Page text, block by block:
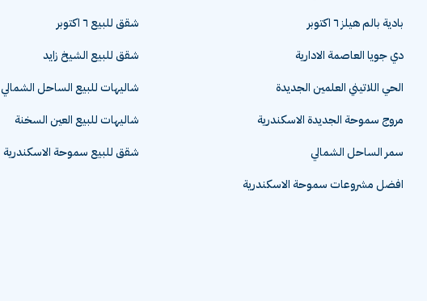
بادية بالم هيلز ٦ اكتوبر
دي جويا العاصمة الادارية
الحي اللاتيني العلمين الجديدة
مروج سموحة الجديدة الاسكندرية
سمر الساحل الشمالي
افضل مشروعات سموحة الاسكندرية
شقق للبيع ٦ اكتوبر
شقق للبيع الشيخ زايد
شاليهات للبيع الساحل الشمالي
شاليهات للبيع العين السخنة
شقق للبيع سموحة الاسكندرية